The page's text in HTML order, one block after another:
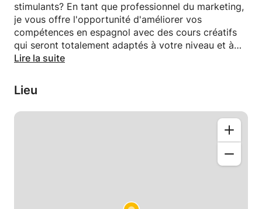
stimulants? En tant que professionnel du marketing,
je vous offre l'opportunité d'améliorer vos
compétences en espagnol avec des cours créatifs
qui seront totalement adaptés à votre niveau et à
vos besoins. Scénarios, conversations, activités ...
bases de l'espagnol ou pour votre travail, que vous
soyez un débutant ou un hispanophone avancé, les
cours vous proposeront différentes manières
je suis originaire d'Espagne. J'ai récemment terminé
Lire la suite
Lieu